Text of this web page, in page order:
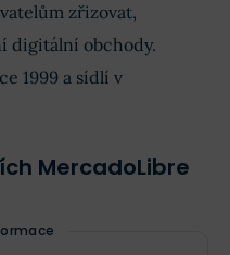
zřizovat,
digitální obchody.
1999 a sídlí v
MercadoLibre